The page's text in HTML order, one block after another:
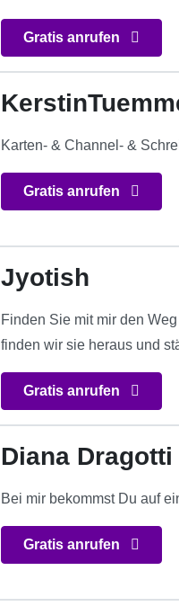
Gratis anrufen
Karten- & Channel- &
Gratis anrufen
Jyotish
Finden Sie mit mir den
finden wir sie heraus und
Gratis anrufen
Diana Dragotti
Bei mir bekommst Du auf
Gratis anrufen